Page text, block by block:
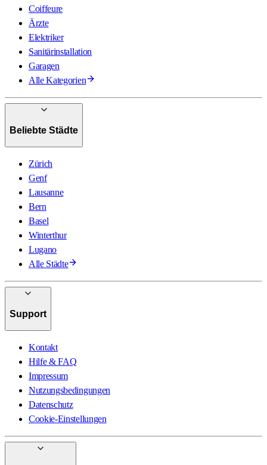
Coiffeure
Ärzte
Elektriker
Sanitärinstallation
Garagen
Alle Kategorien
Beliebte Städte
Zürich
Genf
Lausanne
Bern
Basel
Winterthur
Lugano
Alle Städte
Support
Kontakt
Hilfe & FAQ
Impressum
Nutzungsbedingungen
Datenschutz
Cookie-Einstellungen